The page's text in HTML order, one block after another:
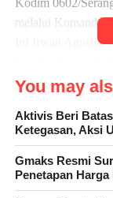
Kodim 0602/
melalui
Inf Irwan Agustia,
selesai. Meskipun
pengerjaan
Penahan Tanah
You may
Aktivis Beri
Ketegasan, Aksi
Gmaks Resmi
Penetapan